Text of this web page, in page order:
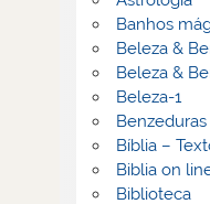
Banhos
Beleza &
Beleza &
Beleza-1
Bíblia –
Biblia on
Biblioteca